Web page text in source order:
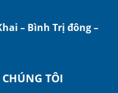
– Bình Trị đông –
TÔI